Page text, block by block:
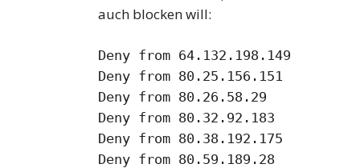
auch blocken will:
Deny from 64.132.198.149
Deny from 80.25.156.151
Deny from 80.26.58.29
Deny from 80.32.92.183
Deny from 80.38.192.175
Deny from 80.59.189.28